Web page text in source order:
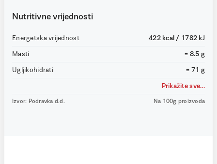
Nutritivne vrijednosti
Energetska vrijednost 422 kcal / 1782 kJ
Masti = 8.5 g
Ugljikohidrati = 71 g
Prikažite sve...
Izvor: Podravka d.d. Na 100g proizvoda